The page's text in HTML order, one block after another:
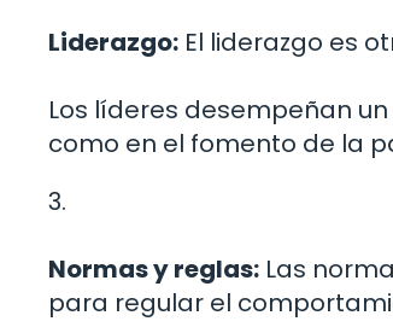
Liderazgo: El liderazgo es
Los líderes desempeñan
como en el fomento de la
3.
Normas y reglas: Las
para regular el